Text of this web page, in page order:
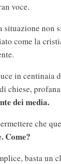
voce.
situazione non
come la
in centinaia
chiese,
dei media.
che
Come?
basta un